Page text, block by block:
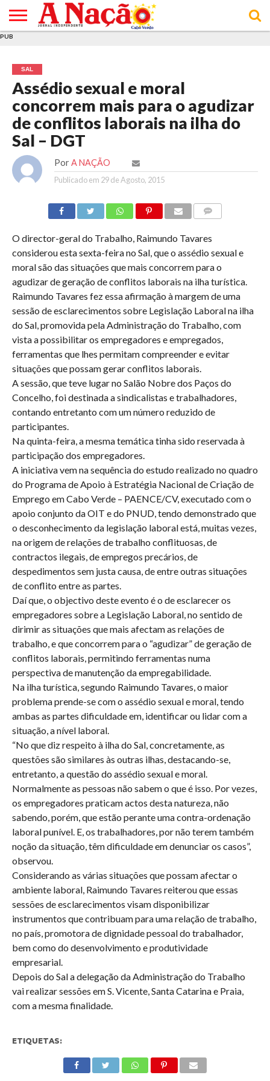
E DE
COOKIES
DE
UTILIZAÇÃO
PUB
SAL
Assédio sexual e moral
concorrem mais para o agudizar
de conflitos laborais na ilha do
Sal – DGT
Por A NAÇÃO
Publicado em 29 de Agosto, 2015
O director-geral do Trabalho, Raimundo Tavares
considerou esta sexta-feira no Sal, que o assédio sexual e
moral são das situações que mais concorrem para o
agudizar de geração de conflitos laborais na ilha turística.
Raimundo Tavares fez essa afirmação à margem de uma
sessão de esclarecimentos sobre Legislação Laboral na ilha
do Sal, promovida pela Administração do Trabalho, com
vista a possibilitar os empregadores e empregados,
ferramentas que lhes permitam compreender e evitar
situações que possam gerar conflitos laborais.
A sessão, que teve lugar no Salão Nobre dos Paços do
Concelho, foi destinada a sindicalistas e trabalhadores,
contando entretanto com um número reduzido de
participantes.
Na quinta-feira, a mesma temática tinha sido reservada à
participação dos empregadores.
A iniciativa vem na sequência do estudo realizado no quadro
do Programa de Apoio à Estratégia Nacional de Criação de
Emprego em Cabo Verde – PAENCE/CV, executado com o
apoio conjunto da OIT e do PNUD, tendo demonstrado que
o desconhecimento da legislação laboral está, muitas vezes,
na origem de relações de trabalho conflituosas, de
contractos ilegais, de empregos precários, de
despedimentos sem justa causa, de entre outras situações
de conflito entre as partes.
Daí que, o objectivo deste evento é o de esclarecer os
empregadores sobre a Legislação Laboral, no sentido de
dirimir as situações que mais afectam as relações de
trabalho, e que concorrem para o “agudizar” de geração de
conflitos laborais, permitindo ferramentas numa
perspectiva de manutenção da empregabilidade.
Na ilha turística, segundo Raimundo Tavares, o maior
problema prende-se com o assédio sexual e moral, tendo
ambas as partes dificuldade em, identificar ou lidar com a
situação, a nível laboral.
“No que diz respeito à ilha do Sal, concretamente, as
questões são similares às outras ilhas, destacando-se,
entretanto, a questão do assédio sexual e moral.
Normalmente as pessoas não sabem o que é isso. Por vezes,
os empregadores praticam actos desta natureza, não
sabendo, porém, que estão perante uma contra-ordenação
laboral punível. E, os trabalhadores, por não terem também
noção da situação, têm dificuldade em denunciar os casos”,
observou.
Considerando as várias situações que possam afectar o
ambiente laboral, Raimundo Tavares reiterou que essas
sessões de esclarecimentos visam disponibilizar
instrumentos que contribuam para uma relação de trabalho,
no país, promotora de dignidade pessoal do trabalhador,
bem como do desenvolvimento e produtividade
empresarial.
Depois do Sal a delegação da Administração do Trabalho
vai realizar sessões em S. Vicente, Santa Catarina e Praia,
com a mesma finalidade.
ETIQUETAS: